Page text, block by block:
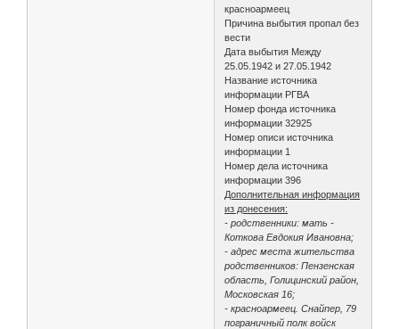
красноармеец
Причина выбытия пропал без
вести
Дата выбытия Между
25.05.1942 и 27.05.1942
Название источника
информации РГВА
Номер фонда источника
информации 32925
Номер описи источника
информации 1
Номер дела источника
информации 396
Дополнительная информация
из донесения:
- родственники: мать -
Коткова Евдокия Ивановна;
- адрес места жительства
родственников: Пензенская
область, Голицинский район,
Московская 16;
- красноармеец. Снайпер, 79
пограничный полк войск